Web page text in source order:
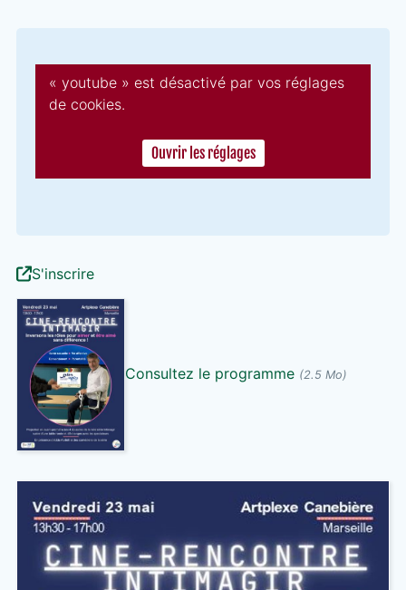
« youtube » est désactivé par vos réglages
de cookies.
Ouvrir les réglages
S'inscrire
Consultez le programme (2.5 Mo)